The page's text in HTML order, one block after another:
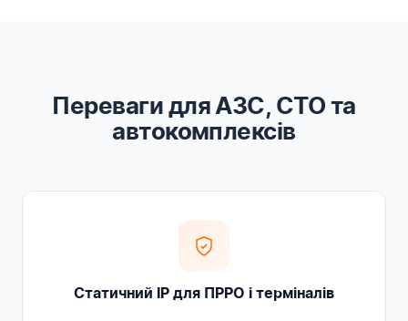
Переваги для АЗС, СТО та
автокомплексів
Статичний IP для ПРРО і терміналів